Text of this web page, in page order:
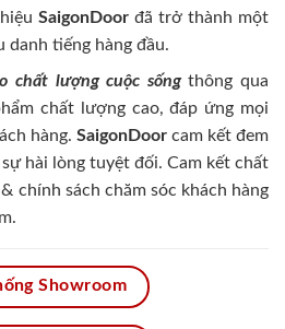
SaigonDoor đã trở thành một
tiếng hàng đầu.
chất lượng cuộc sốngthông qua
chất lượng cao, đáp ứng mọi
hàng. SaigonDoorcam kết đem
hài lòng tuyệt đối. Cam kết chất
chính sách chăm sóc khách hàng
Showroom